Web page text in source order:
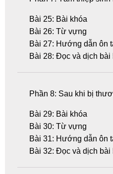
Bài 25: Bài khóa
Bài 26: Từ vựng
Bài 27: Hướng dẫn ôn
Bài 28: Đọc và dịch bài
Phần 8: Sau khi bị
Bài 29: Bài khóa
Bài 30: Từ vựng
Bài 31: Hướng dẫn ôn
Bài 32: Đọc và dịch bài